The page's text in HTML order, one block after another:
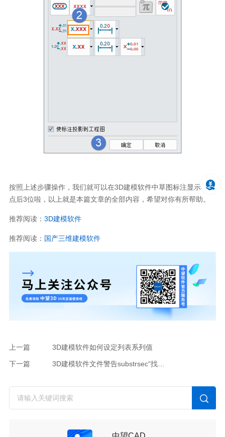
按照上述步骤操作，我们就可以在3D建模软件中草图标注显示小数
点后3位啦，以上就是本篇文章的全部内容，希望对你有所帮助。
推荐阅读： 3D建模软件
推荐阅读： 国产三维建模软件
上一篇 3D建模软件如何设定列表系列值
下一篇 3D建模软件文件警告substrsec“找不到字符”的原因